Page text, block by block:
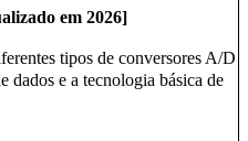
em 2026]
tipos de conversores A/D
dados e a tecnologia básica de